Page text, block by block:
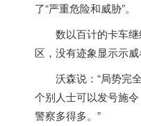
了“严重危险和威胁”。
数以百计的卡车继
区，没有迹象显示示威
沃森说：“局势完全
个别人士可以发号施
警察多得多。”